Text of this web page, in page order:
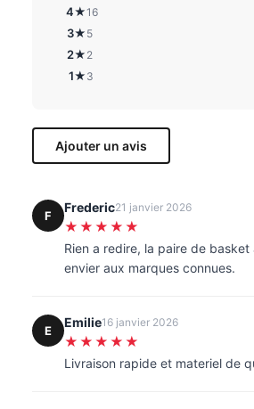
4★16
3★ 5
2★ 2
1★ 3
Ajouter un avis
F
Frederic21 janvier 2026
★★★★★
Rien a redire, la paire de basket
envier aux marques connues.
E
Emilie16 janvier 2026
★★★★★
Livraison rapide et materiel de